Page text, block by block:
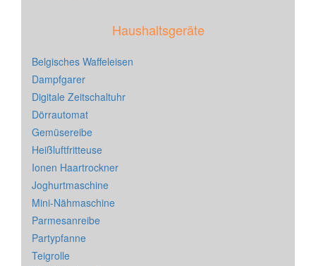
Haushaltsgeräte
Belgisches Waffeleisen
Dampfgarer
Digitale Zeitschaltuhr
Dörrautomat
Gemüsereibe
Heißluftfritteuse
Ionen Haartrockner
Joghurtmaschine
Mini-Nähmaschine
Parmesanreibe
Partypfanne
Teigrolle